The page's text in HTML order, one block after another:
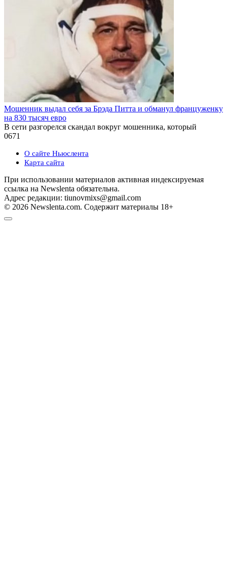
Мошенник выдал себя за Брэда Питта и обманул француженку
на 830 тысяч евро
В сети разгорелся скандал вокруг мошенника, который
0671
О сайте Ньюслента
Карта сайта
При использовании материалов активная индексируемая
ссылка на Newslenta обязательна.
Адрес редакции: tiunovmixs@gmail.com
© 2026 Newslenta.com. Содержит материалы 18+